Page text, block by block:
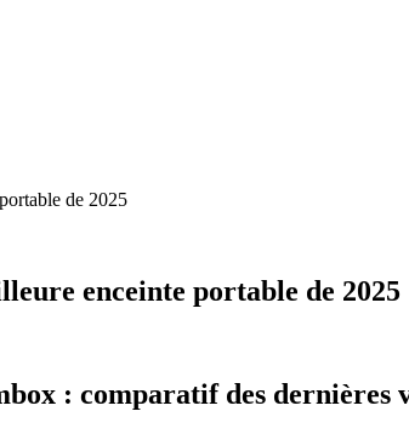
de 2025
enceinte portable de 2025
: comparatif des dernières